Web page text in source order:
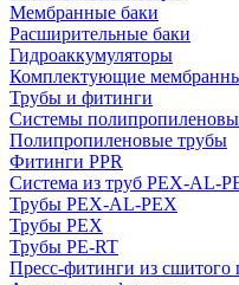
Мембранные баки
Расширительные баки
Гидроаккумуляторы
Комплектующие
Трубы и фитинги
Системы
Полипропиленовые трубы
Фитинги PPR
Система из труб PEX-AL-
Трубы PEX-AL-PEX
Трубы PEX
Трубы PE-RT
Пресс-фитинги из сшитого